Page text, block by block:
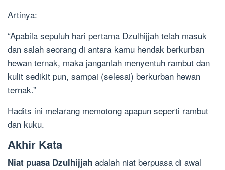
Artinya:
“Apabila sepuluh hari pertama Dzulhijjah telah masuk
dan salah seorang di antara kamu hendak berkurban
hewan ternak, maka janganlah menyentuh rambut dan
kulit sedikit pun, sampai (selesai) berkurban hewan
ternak.”
Hadits ini melarang memotong apapun seperti rambut
dan kuku.
Akhir Kata
Niat puasa Dzulhijjah adalah niat berpuasa di awal